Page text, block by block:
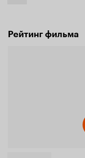
Рейтинг фильма